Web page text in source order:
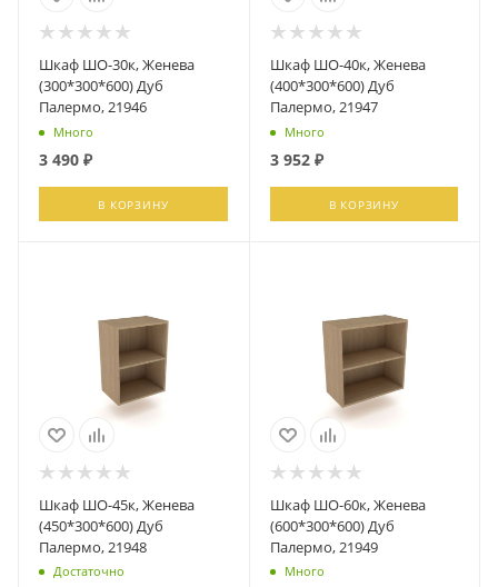
Шкаф ШО-30к, Женева
(300*300*600) Дуб
Палермо, 21946
Много
3 490 ₽
В КОРЗИНУ
Шкаф ШО-40к, Женева
(400*300*600) Дуб
Палермо, 21947
Много
3 952₽
В КОРЗИНУ
Шкаф ШО-45к, Женева
(450*300*600) Дуб
Палермо, 21948
Достаточно
Шкаф ШО-60к, Женева
(600*300*600) Дуб
Палермо, 21949
Много